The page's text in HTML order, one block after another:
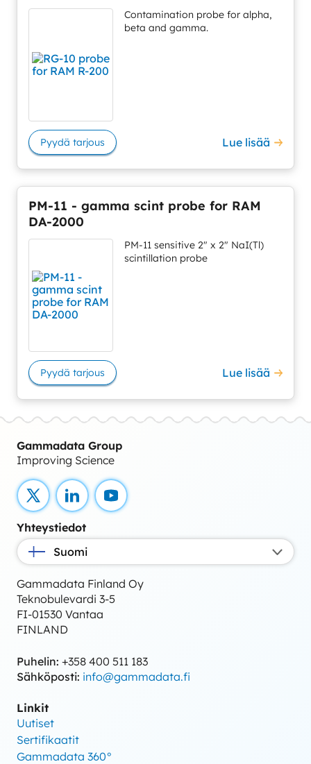
Contamination probe for alpha,
beta and gamma.
Pyydä tarjous Lue lisää
PM-11 - gamma scint probe for RAM
DA-2000
PM-11 sensitive 2″ x 2″ NaI(Tl)
scintillation probe
Pyydä tarjous Lue lisää
Gammadata Group
Improving Science
X LinkedInYouTube
Yhteystiedot
Suomi
Gammadata Finland Oy
Teknobulevardi 3-5
FI-01530 Vantaa
FINLAND
Puhelin: +358 400 511 183
Sähköposti: info@gammadata.fi
Linkit
Uutiset
Sertifikaatit
Gammadata 360°